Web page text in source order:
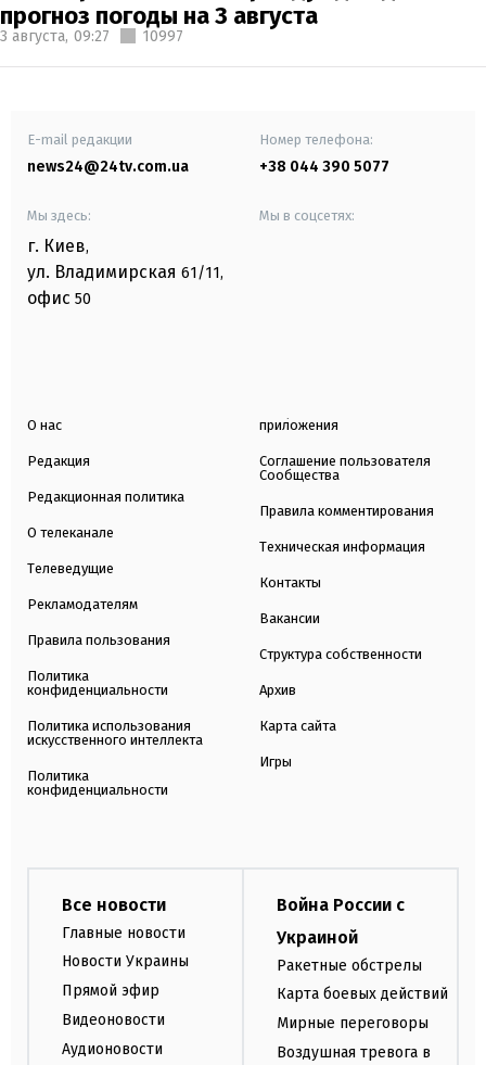
прогноз погоды на 3 августа
3 августа, 09:27 10997
E-mail редакции
news24@24tv.com.ua
Номер телефона:
+38 044 390 5077
Мы здесь:
г. Киев,
ул. Владимирская 61/11,
офис 50
Мы в соцсетях:
О нас
Редакция
Редакционная политика
О телеканале
Телеведущие
Рекламодателям
Правила пользования
Политика
конфиденциальности
Политика использования
искусственного интеллекта
Политика
конфиденциальности
приложения
Соглашение пользователя
Сообщества
Правила комментирования
Техническая информация
Контакты
Вакансии
Структура собственности
Архив
Карта сайта
Игры
Все новости
Главные новости
Новости Украины
Прямой эфир
Видеоновости
Аудионовости
Война России с
Украиной
Ракетные обстрелы
Карта боевых действий
Мирные переговоры
Воздушная тревога в